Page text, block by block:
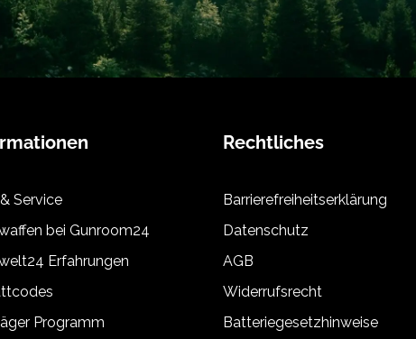
Service
bei Gunroom24
Erfahrungen
Programm
Rechtliches
Barrierefreiheitserklärung
Datenschutz
AGB
Widerrufsrecht
Batteriegesetzhinweise